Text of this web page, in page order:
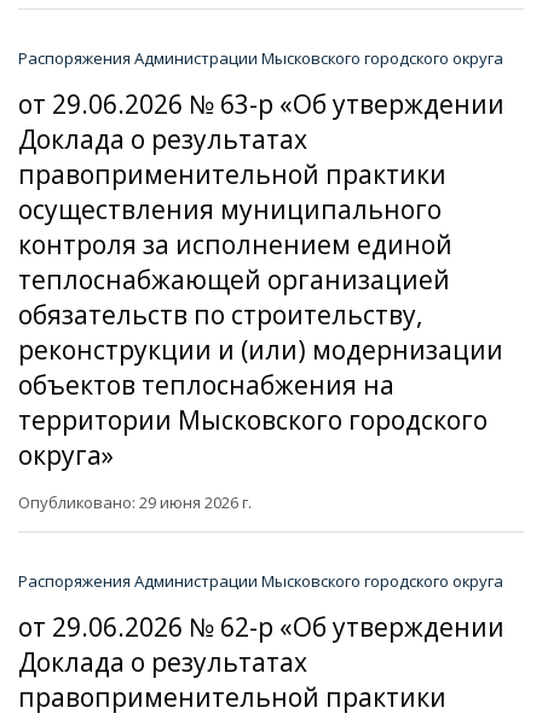
Распоряжения Администрации Мысковского городского округа
от 29.06.2026 № 63-р «Об утверждении
Доклада о результатах
правоприменительной практики
осуществления муниципального
контроля за исполнением единой
теплоснабжающей организацией
обязательств по строительству,
реконструкции и (или) модернизации
объектов теплоснабжения на
территории Мысковского городского
округа»
Опубликовано: 29 июня 2026 г.
Распоряжения Администрации Мысковского городского округа
от 29.06.2026 № 62-р «Об утверждении
Доклада о результатах
правоприменительной практики